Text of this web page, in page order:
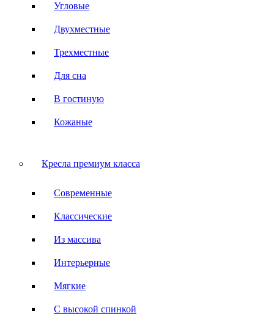
Угловые
Двухместные
Трехместные
Для сна
В гостиную
Кожаные
Кресла премиум класса
Современные
Классические
Из массива
Интерьерные
Мягкие
С высокой спинкой